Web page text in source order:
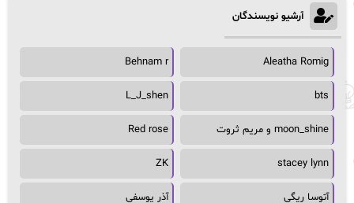
آرشیو نویسندگان
Aleatha Romig
Behnam r
bts
L_J_shen
moon_shine و مریم ثروت Red rose
stacey lynn
ZK
آتوسا ریگی آذر یوسفی